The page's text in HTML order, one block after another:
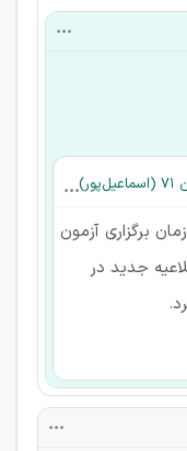
برگزاری آزمون
جدید در